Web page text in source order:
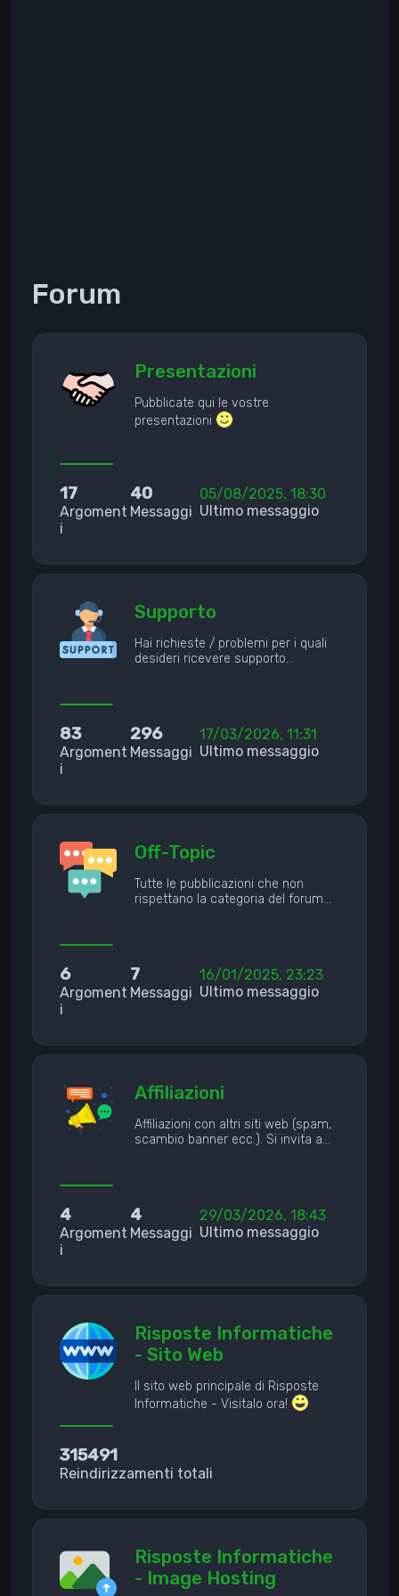
Forum
Presentazioni
Pubblicate qui le vostre
presentazioni
17
Argoment
i
40
Messaggi
05/08/2025, 18:30
Ultimo messaggio
Supporto
Hai richieste / problemi per i quali
desideri ricevere supporto…
83
Argoment
i
296
Messaggi
17/03/2026, 11:31
Ultimo messaggio
Off-Topic
Tutte le pubblicazioni che non
rispettano la categoria del forum…
6
Argoment
i
7
Messaggi
16/01/2025, 23:23
Ultimo messaggio
Affiliazioni
Affiliazioni con altri siti web (spam,
scambio banner ecc.). Si invita a…
4
Argoment
i
4
Messaggi
29/03/2026, 18:43
Ultimo messaggio
Risposte Informatiche
- Sito Web
Il sito web principale di Risposte
Informatiche - Visitalo ora!
315491
Reindirizzamenti totali
Risposte Informatiche
- Image Hosting